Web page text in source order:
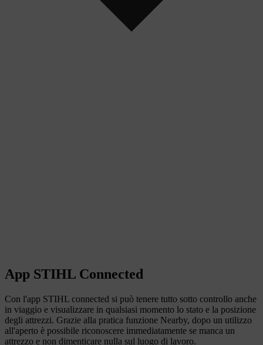
App STIHL Connected
Con l'app STIHL connected si può tenere tutto sotto controllo anche
in viaggio e visualizzare in qualsiasi momento lo stato e la posizione
degli attrezzi. Grazie alla pratica funzione Nearby, dopo un utilizzo
all'aperto è possibile riconoscere immediatamente se manca un
attrezzo e non dimenticare nulla sul luogo di lavoro.